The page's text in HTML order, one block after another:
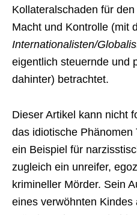
Kollateralschaden für
Macht und Kontrolle (mit
Internationalisten/
eigentlich steuernde und
dahinter) betrachtet.
Dieser Artikel kann nicht
das idiotische Phänomen
ein Beispiel für
zugleich ein unreifer,
krimineller Mörder. Sein
eines verwöhnten